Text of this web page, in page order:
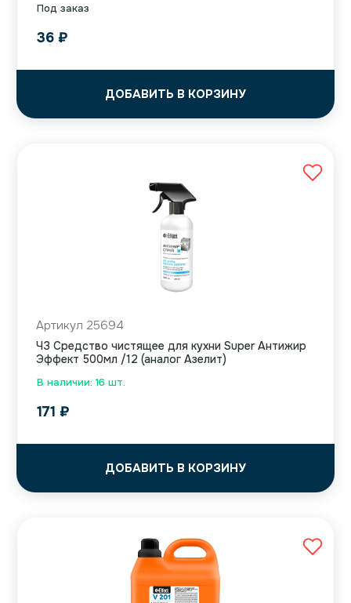
Под заказ
36 ₽
ДОБАВИТЬ В КОРЗИНУ
В наличии: 16 шт.
Артикул 25694
ЧЗ Средство чистящее для кухни Super Антижир
Эффект 500мл /12 (аналог Азелит)
171 ₽
ДОБАВИТЬ В КОРЗИНУ